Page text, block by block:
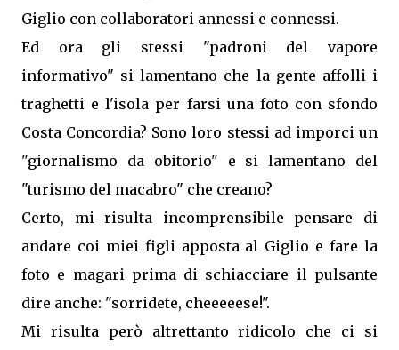
Giglio con collaboratori annessi e connessi.
Ed ora gli stessi "padroni del vapore
informativo" si lamentano che la gente affolli i
traghetti e l'isola per farsi una foto con sfondo
Costa Concordia? Sono loro stessi ad imporci un
"giornalismo da obitorio" e si lamentano del
"turismo del macabro" che creano?
Certo, mi risulta incomprensibile pensare di
andare coi miei figli apposta al Giglio e fare la
foto e magari prima di schiacciare il pulsante
dire anche: "sorridete, cheeeeese!".
Mi risulta però altrettanto ridicolo che ci si